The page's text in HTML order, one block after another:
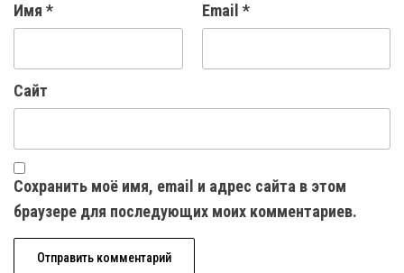
Имя * Email *
Сайт
Сохранить моё имя, email и адрес сайта в этом
браузере для последующих моих комментариев.